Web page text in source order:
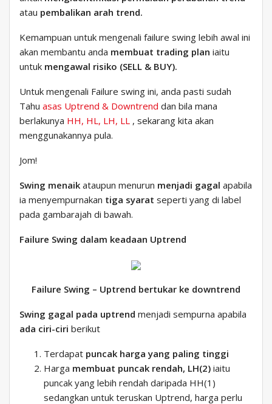
atau pembalikan arah trend.
Kemampuan untuk mengenali failure swing lebih awal ini
akan membantu anda membuat trading plan iaitu
untuk mengawal risiko (SELL & BUY).
Untuk mengenali Failure swing ini, anda pasti sudah
Tahu asas Uptrend & Downtrend dan bila mana
berlakunya HH, HL, LH, LL , sekarang kita akan
menggunakannya pula.
Jom!
Swing menaik ataupun menurun menjadi gagal apabila
ia menyempurnakan tiga syarat seperti yang di label
pada gambarajah di bawah.
Failure Swing dalam keadaan Uptrend
Failure Swing – Uptrend bertukar ke downtrend
Swing gagal pada uptrend menjadi sempurna apabila
ada ciri-ciri berikut
Terdapat puncak harga yang paling tinggi
Harga membuat puncak rendah, LH(2) iaitu
puncak yang lebih rendah daripada HH(1)
sedangkan untuk teruskan Uptrend, harga perlu